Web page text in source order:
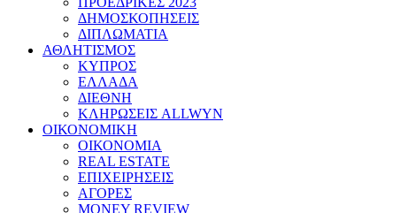
ΔΗΜΟΣΚΟΠΗΣΕΙΣ
ΔΙΠΛΩΜΑΤΙΑ
ΑΘΛΗΤΙΣΜΟΣ
ΚΥΠΡΟΣ
ΕΛΛΑΔΑ
ΔΙΕΘΝΗ
ΚΛΗΡΩΣΕΙΣ ALLWYN
ΟΙΚΟΝΟΜΙΚΗ
ΟΙΚΟΝΟΜΙΑ
REAL ESTATE
ΕΠΙΧΕΙΡΗΣΕΙΣ
ΑΓΟΡΕΣ
MONEY REVIEW